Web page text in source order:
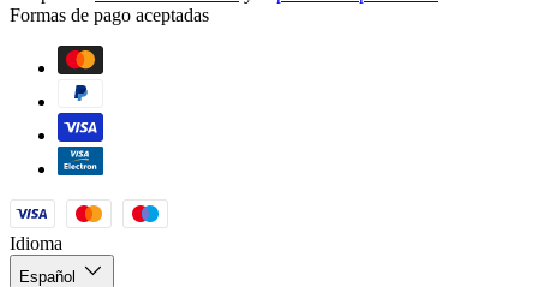
Formas de pago aceptadas
Idioma
Español